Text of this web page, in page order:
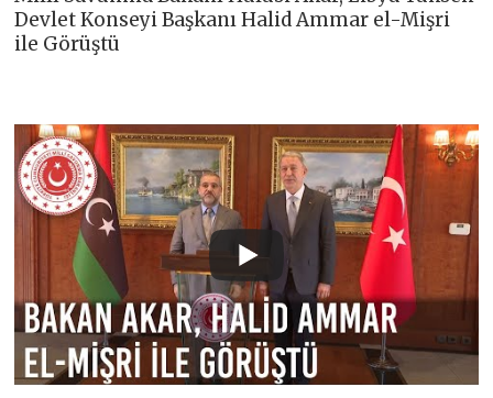
Devlet Konseyi Başkanı Halid Ammar el-Mişri
ile Görüştü